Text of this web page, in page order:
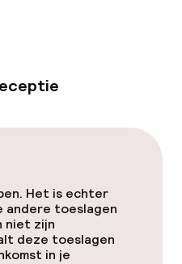
Het is echter
andere toeslagen
niet zijn
deze toeslagen
in je